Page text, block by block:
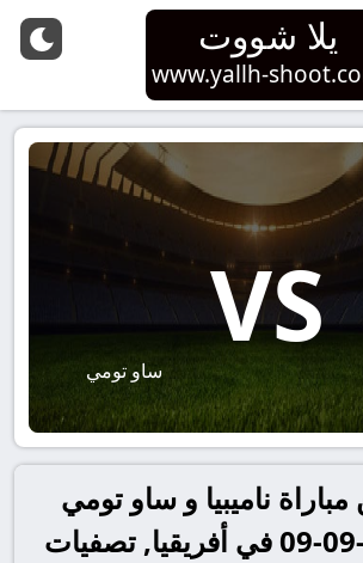
يلا شووت
www.yallh-
VS
ساو تومي
ناميبيا و ساو تومي
بتاريخ 2025-09-09 في أفريقيا, تصفيات